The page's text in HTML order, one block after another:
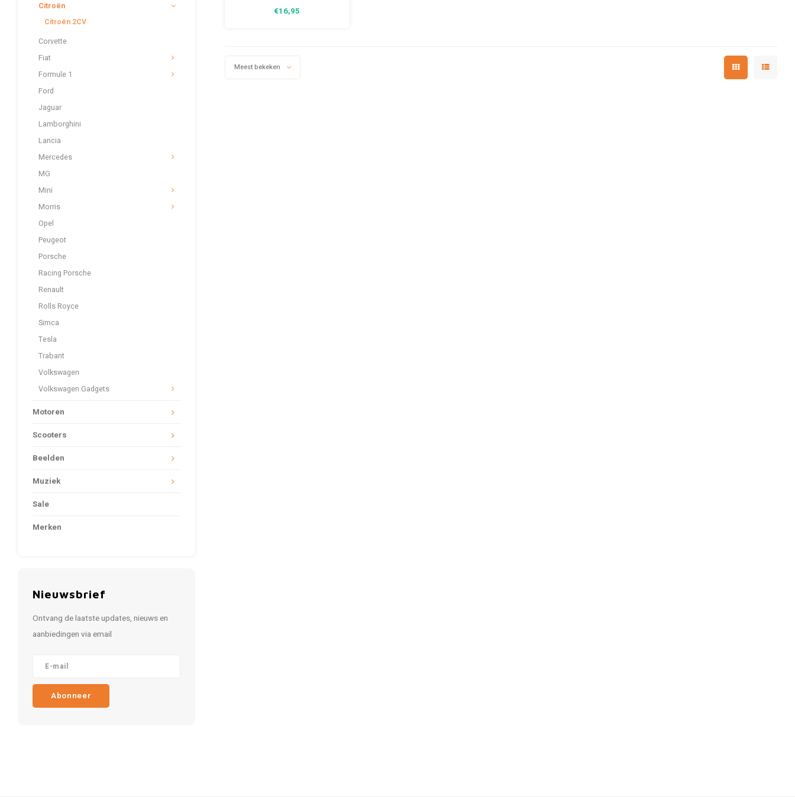
Citroën
Citroën 2CV
Corvette
Fiat
Formule 1
Ford
Jaguar
Lamborghini
Lancia
Mercedes
MG
Mini
Morris
Opel
Peugeot
Porsche
Racing Porsche
Renault
Rolls Royce
Simca
Tesla
Trabant
Volkswagen
Volkswagen Gadgets
Motoren
Scooters
Beelden
Muziek
Sale
Merken
Nieuwsbrief
Ontvang de laatste updates, nieuws en
aanbiedingen via email
Abonneer
tijdloze decoratie met
€16,95
Meest bekeken